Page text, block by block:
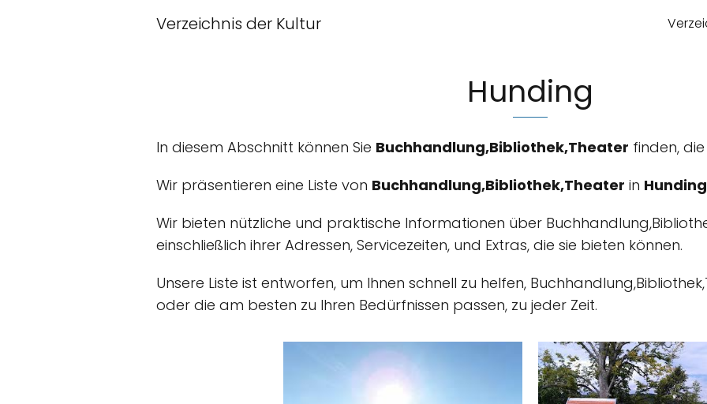
Verzeichnis der Kultur
Hunding
In diesem Abschnitt können Sie Buchhandlung,Bibliothek,Theater finden,
Wir präsentieren eine Liste von Buchhandlung,Bibliothek,Theater in Hunding
Wir bieten nützliche und praktische Informationen über
einschließlich ihrer Adressen, Servicezeiten, und Extras, die sie bieten können.
Unsere Liste ist entworfen, um Ihnen schnell zu helfen,
oder die am besten zu Ihren Bedürfnissen passen, zu jeder Zeit.